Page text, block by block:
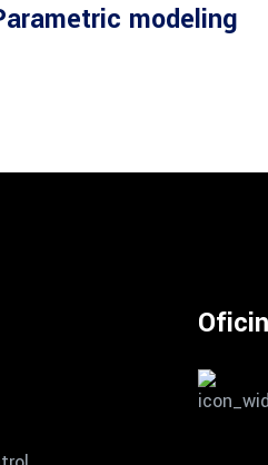
modeling